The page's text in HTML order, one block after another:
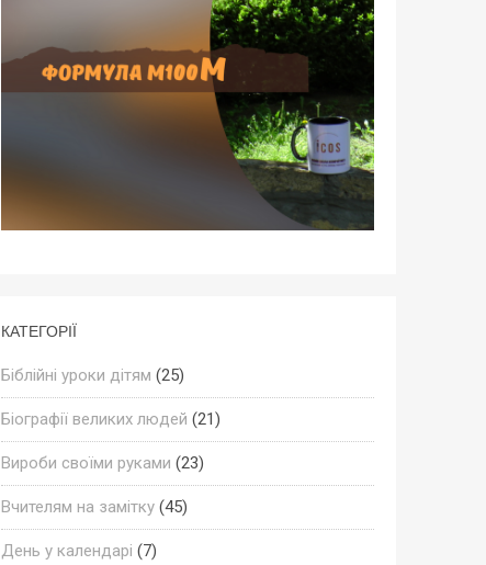
КАТЕГОРІЇ
Біблійні уроки дітям (25)
Біографії великих людей (21)
Вироби своїми руками (23)
Вчителям на замітку(45)
День у календарі (7)